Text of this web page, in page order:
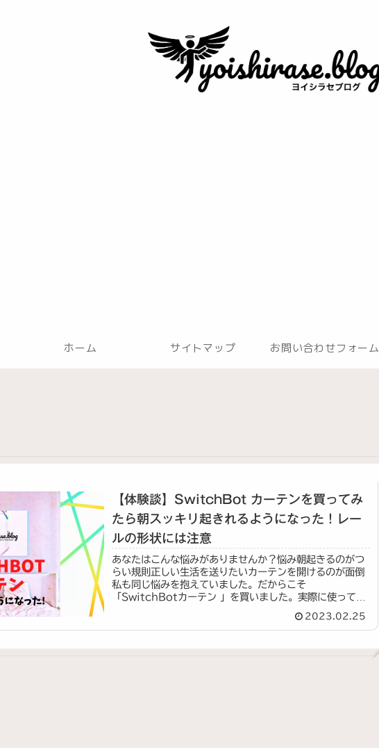
ホーム サイトマップ お問い合わせフォーム
【体験談】SwitchBot カーテンを買ってみ
たら朝スッキリ起きれるようになった！レー
ルの形状には注意
あなたはこんな悩みがありませんか？悩み朝起きるのがつ
らい規則正しい生活を送りたいカーテンを開けるのが面倒
私も同じ悩みを抱えていました。だからこそ
「SwitchBotカーテン 」を買いました。実際に使ってみ
2023.02.25